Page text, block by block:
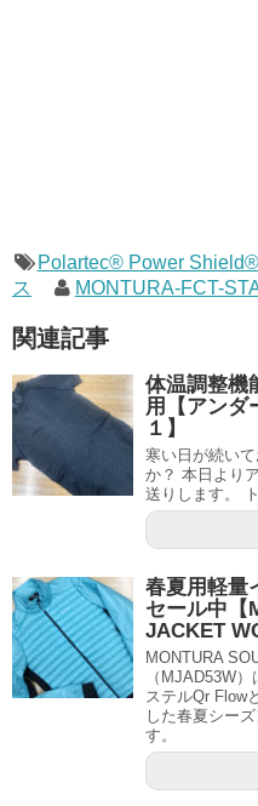
Polartec® Power
ス
MONTURA-FCT-
関連記事
体温調整機
用【アンダ
１】
寒い日が続い
か？ 本日より
送りします。
春夏用軽量
セール中【
JACKET
MONTURA
（MJAD53W
ステルQr Flow
した春夏シー
す。